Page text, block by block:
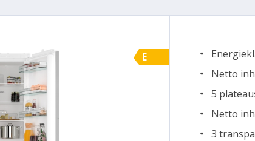
E
Netto
5
Netto
3